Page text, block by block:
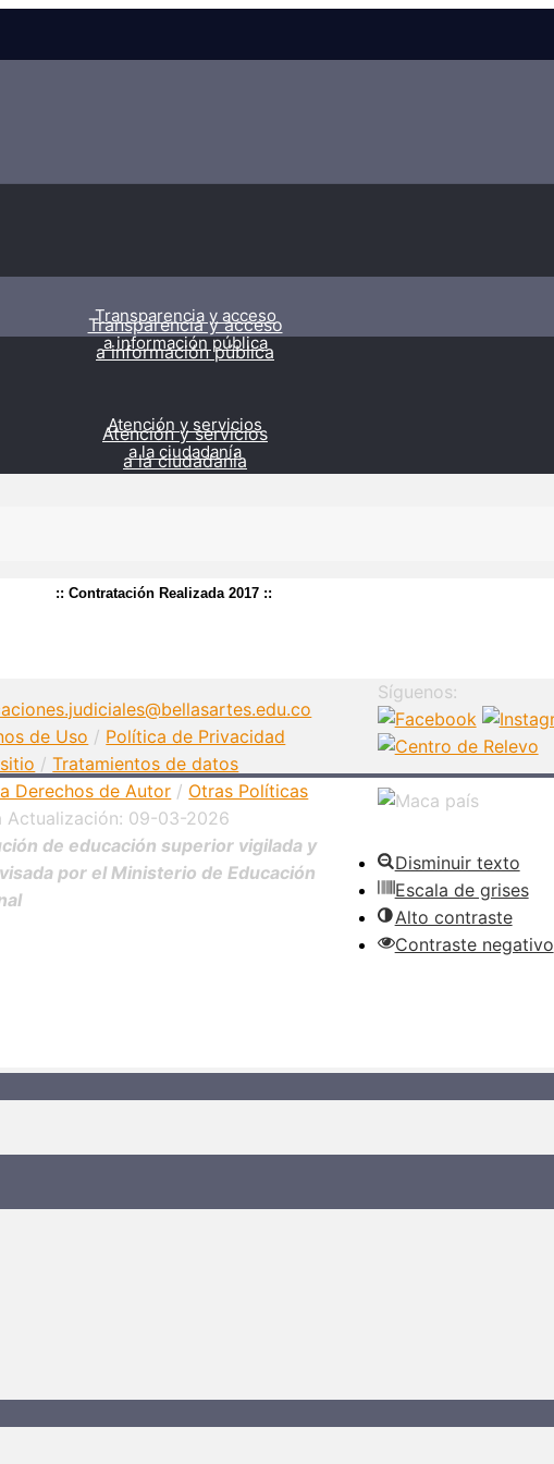
Transparencia y acceso
a información pública
Atención y servicios
a la ciudadanía
Transparencia y acceso
a información pública
Atención y servicios
a la ciudadanía
:: Contratación Realizada 2017 ::
de Uso / Política de Privacidad
/Tratamientos de datos
Derechos de Autor / Otras Políticas
Actualización: 09-03-2026
de educación superior vigilada y
por el Ministerio de Educación
Síguenos:
Disminuir texto
Escala de grises
Alto contraste
Contraste negativo